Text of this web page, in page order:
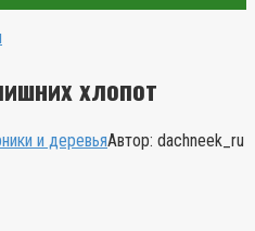
хлопот
и деревьяАвтор: dachneek_ru